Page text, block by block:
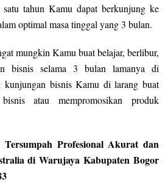
tahun Kamu dapat berkunjung ke
optimal masa tinggal yang 3 bulan.
mungkin Kamu buat belajar, berlibur,
bisnis selama 3 bulan lamanya di
kunjungan bisnis Kamu di larang buat
atau mempromosikan produk
Tersumpah Profesional Akurat dan
di Warujaya Kabupaten Bogor